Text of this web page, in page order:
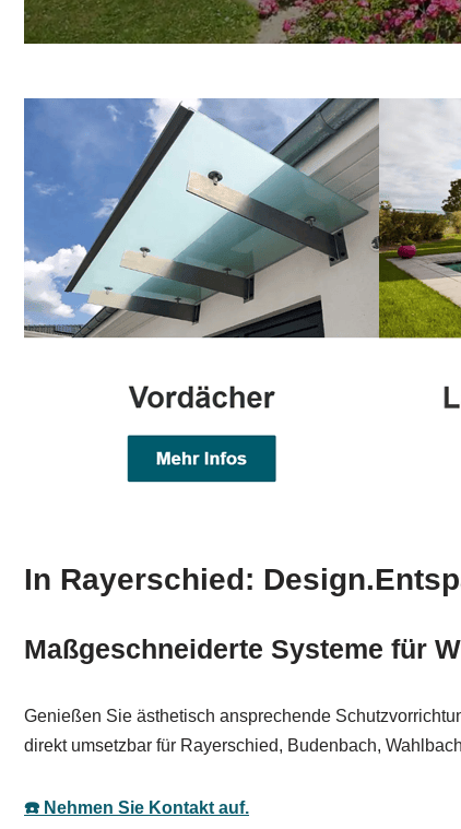
In Rayerschied:
Maßgeschneiderte Systeme für
Genießen Sie ästhetisch ansprechende
direkt umsetzbar für Rayerschied, Budenbach,
☎️ Nehmen Sie Kontakt auf.